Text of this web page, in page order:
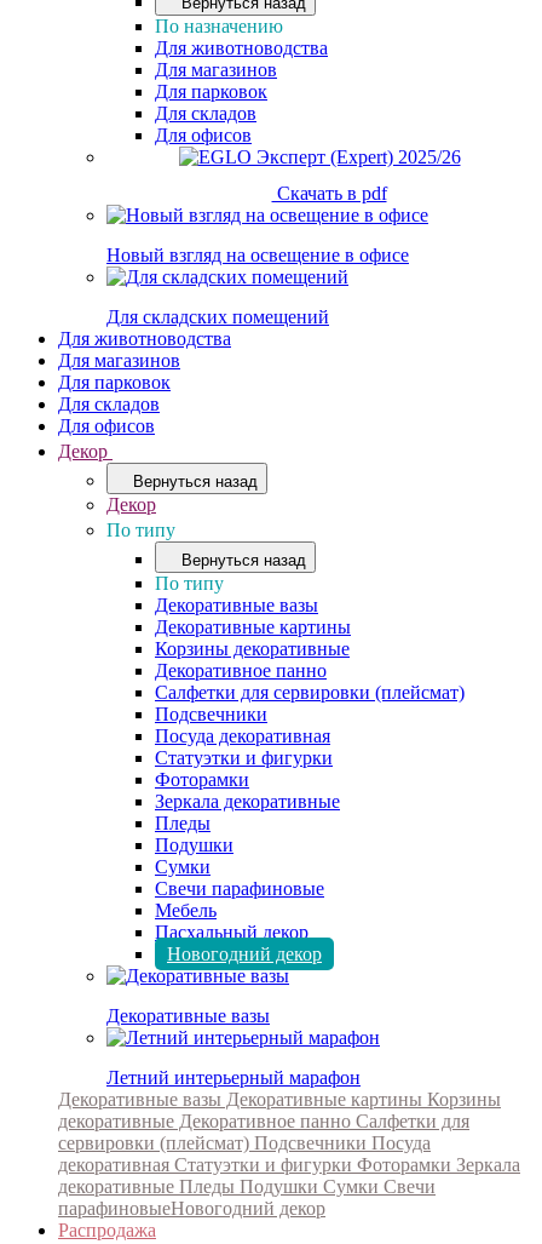
По назначению
Для животноводства
Для магазинов
Для парковок
Для складов
Для офисов
Скачать в pdf
Новый взгляд на освещение в офисе
Для складских помещений
Для животноводства
Для магазинов
Для парковок
Для складов
Для офисов
Декор
Вернуться назад
Декор
По типу
Вернуться назад
По типу
Декоративные вазы
Декоративные картины
Корзины декоративные
Декоративное панно
Салфетки для сервировки (плейсмат)
Подсвечники
Посуда декоративная
Статуэтки и фигурки
Фоторамки
Зеркала декоративные
Пледы
Подушки
Сумки
Свечи парафиновые
Мебель
Пасхальный декор
Новогодний декор
Декоративные вазы
Летний интерьерный марафон
Декоративные вазы Декоративные картины Корзины
декоративные Декоративное панно Салфетки для
сервировки (плейсмат) Подсвечники Посуда
декоративная Статуэтки и фигурки Фоторамки Зеркала
декоративные Пледы Подушки Сумки Свечи
парафиновыеНовогодний декор
Распродажа